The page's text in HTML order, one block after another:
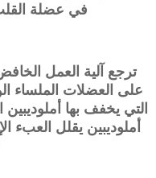
في عضلة
ترجع آلية العمل
على العضلات الملساء
التي يخفف بها
أملوديبين يقلل العبء